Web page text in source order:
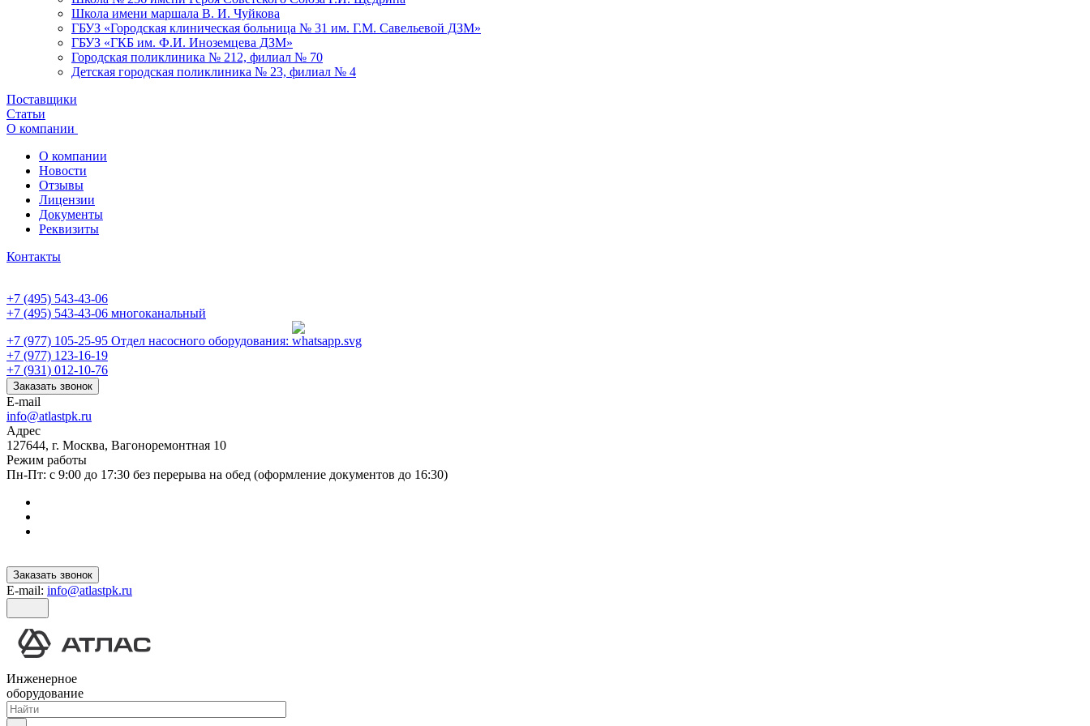
Школа имени маршала В. И. Чуйкова
ГБУЗ «Городская клиническая больница № 31 им. Г.М. Савельевой ДЗМ»
ГБУЗ «ГКБ им. Ф.И. Иноземцева ДЗМ»
Городская поликлиника № 212, филиал № 70
Детская городская поликлиника № 23, филиал № 4
Поставщики
Статьи
О компании
О компании
Новости
Отзывы
Лицензии
Документы
Реквизиты
Контакты
+7 (495) 543-43-06
+7 (495) 543-43-06 многоканальный
+7 (977) 105-25-95 Отдел насосного оборудования:
+7 (977) 123-16-19
+7 (931) 012-10-76
Заказать звонок
E-mail
info@atlastpk.ru
Адрес
127644, г. Москва, Вагоноремонтная 10
Режим работы
Пн-Пт: с 9:00 до 17:30 без перерыва на обед (оформление документов до 16:30)
Заказать звонок
E-mail: info@atlastpk.ru
Инженерное
оборудование